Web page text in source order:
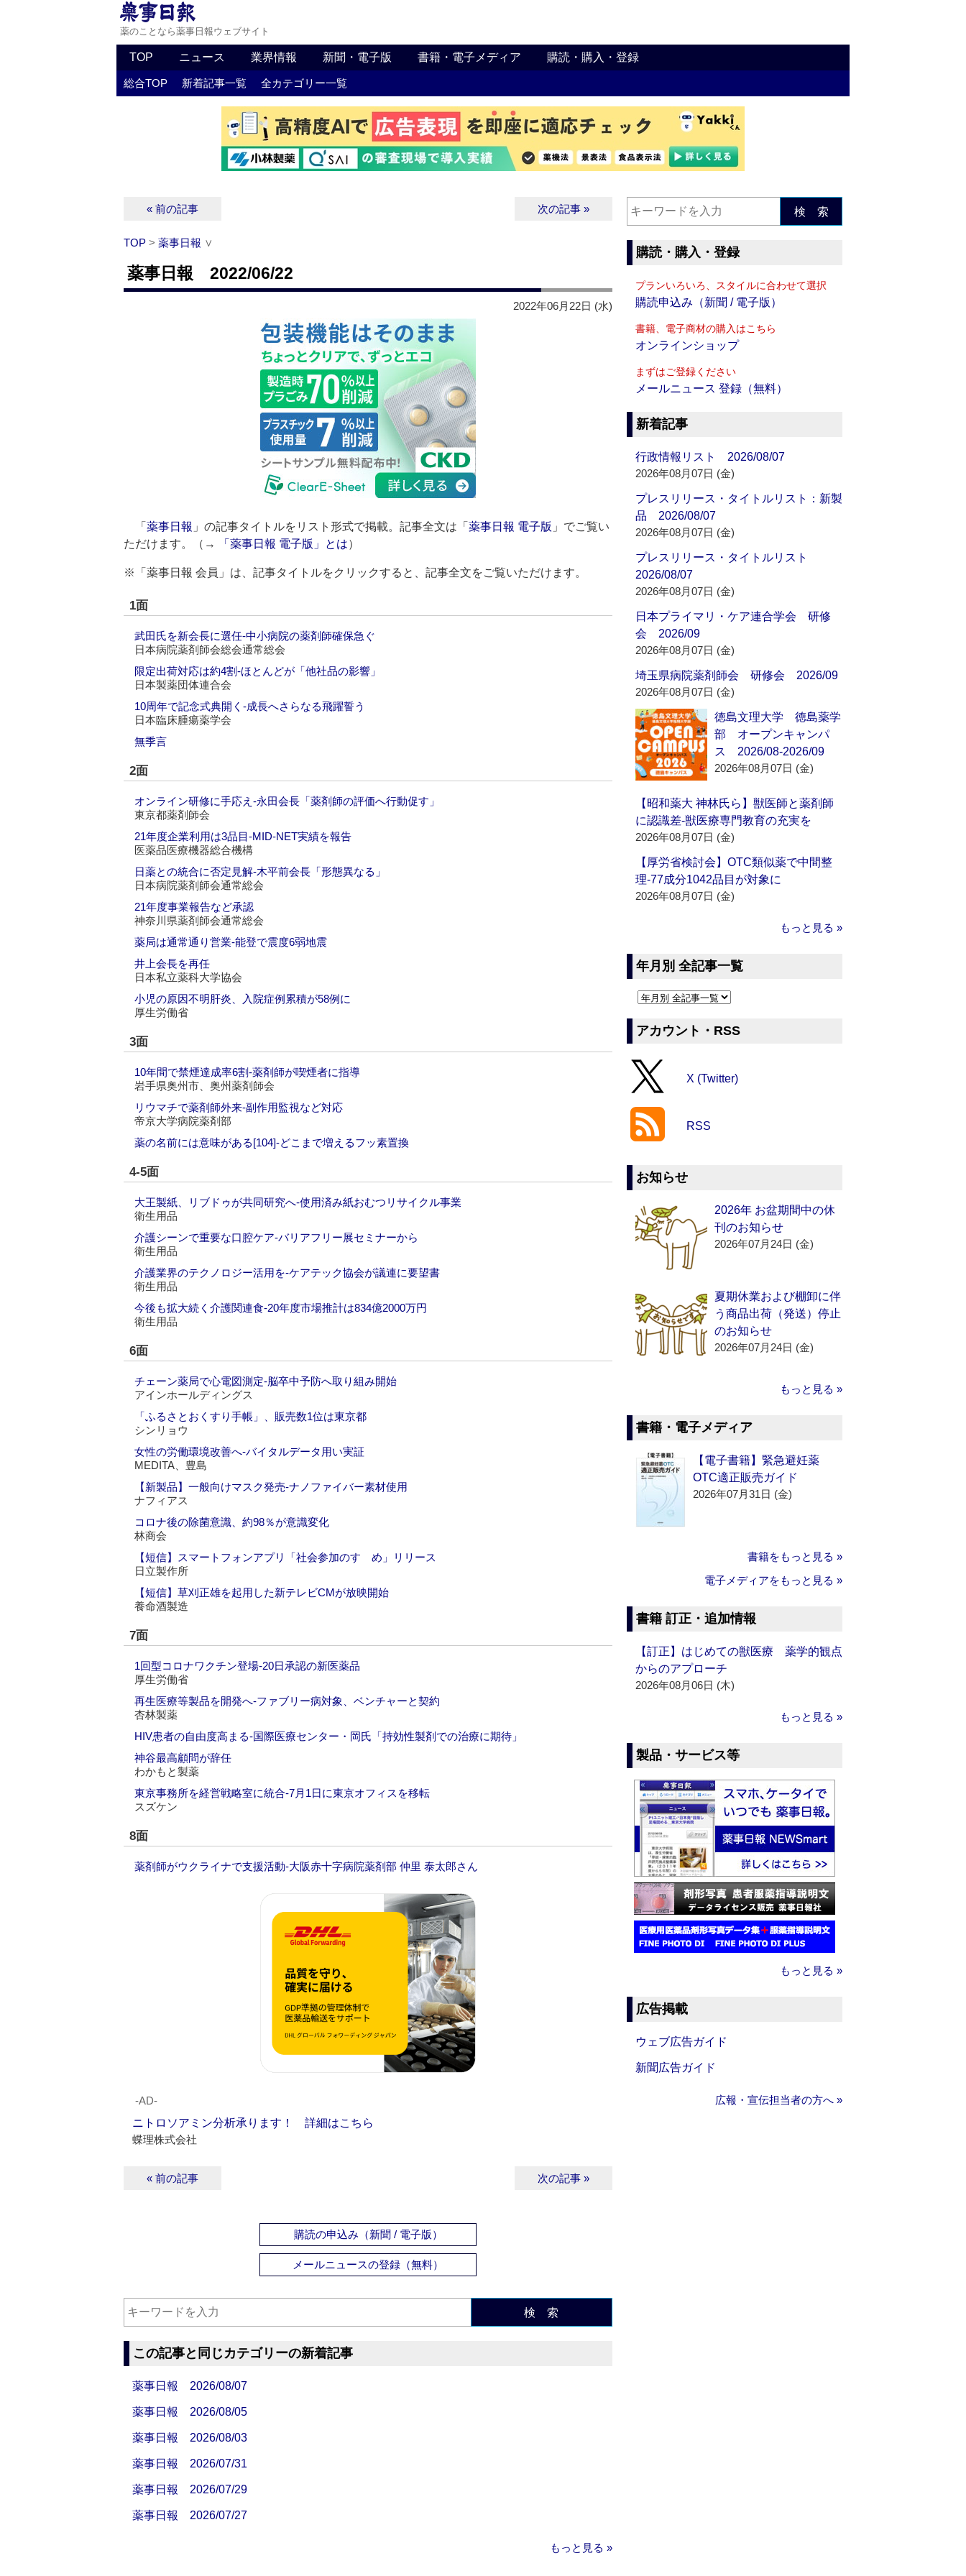
薬のことなら薬事日報ウェブサイト
TOP ニュース 業界情報 新聞・電子版 書籍・電子メディア 購読・購入・登録
総合TOP 新着記事一覧 全カテゴリー一覧
« 前の記事 次の記事 »
TOP > 薬事日報 ∨
薬事日報 2022/06/22
2022年06月22日 (水)
「 薬事日報 」の記事タイトルをリスト形式で掲載。記事全文は「 薬事日報 電子版 」でご覧い
ただけます。（→
「薬事日報 電子版」とは）
※「薬事日報 会員」は、記事タイトルをクリックすると、記事全文をご覧いただけます。
1面
武田氏を新会長に選任‐中小病院の薬剤師確保急ぐ
日本病院薬剤師会総会通常総会
限定出荷対応は約4割‐ほとんどが「他社品の影響」
日本製薬団体連合会
10周年で記念式典開く‐成長へさらなる飛躍誓う
日本臨床腫瘍薬学会
無季言
2面
オンライン研修に手応え‐永田会長「薬剤師の評価へ行動促す」
東京都薬剤師会
21年度企業利用は3品目‐MID-NET実績を報告
医薬品医療機器総合機構
日薬との統合に否定見解‐木平前会長「形態異なる」
日本病院薬剤師会通常総会
21年度事業報告など承認
神奈川県薬剤師会通常総会
薬局は通常通り営業‐能登で震度6弱地震
井上会長を再任
日本私立薬科大学協会
小児の原因不明肝炎、入院症例累積が58例に
厚生労働省
3面
10年間で禁煙達成率6割‐薬剤師が喫煙者に指導
岩手県奥州市、奥州薬剤師会
リウマチで薬剤師外来‐副作用監視など対応
帝京大学病院薬剤部
薬の名前には意味がある[104]‐どこまで増えるフッ素置換
4-5面
大王製紙、リブドゥが共同研究へ‐使用済み紙おむつリサイクル事業
衛生用品
介護シーンで重要な口腔ケア‐バリアフリー展セミナーから
衛生用品
介護業界のテクノロジー活用を‐ケアテック協会が議連に要望書
衛生用品
今後も拡大続く介護関連食‐20年度市場推計は834億2000万円
衛生用品
6面
チェーン薬局で心電図測定‐脳卒中予防へ取り組み開始
アインホールディングス
「ふるさとおくすり手帳」、販売数1位は東京都
シンリョウ
女性の労働環境改善へ‐バイタルデータ用い実証
MEDITA、豊島
【新製品】一般向けマスク発売‐ナノファイバー素材使用
ナフィアス
コロナ後の除菌意識、約98％が意識変化
林商会
【短信】スマートフォンアプリ「社会参加のすゝめ」リリース
日立製作所
【短信】草刈正雄を起用した新テレビCMが放映開始
養命酒製造
7面
1回型コロナワクチン登場‐20日承認の新医薬品
厚生労働省
再生医療等製品を開発へ‐ファブリー病対象、ベンチャーと契約
杏林製薬
HIV患者の自由度高まる‐国際医療センター・岡氏「持効性製剤での治療に期待」
神谷最高顧問が辞任
わかもと製薬
東京事務所を経営戦略室に統合‐7月1日に東京オフィスを移転
スズケン
8面
薬剤師がウクライナで支援活動‐大阪赤十字病院薬剤部 仲里 泰太郎さん
‐AD‐
ニトロソアミン分析承ります！ 詳細はこちら
蝶理株式会社
« 前の記事 次の記事 »
購読の申込み（新聞 / 電子版）
メールニュースの登録（無料）
検 索
この記事と同じカテゴリーの新着記事
薬事日報 2026/08/07
薬事日報 2026/08/05
薬事日報 2026/08/03
薬事日報 2026/07/31
薬事日報 2026/07/29
薬事日報 2026/07/27
もっと見る »
検 索
購読・購入・登録
プランいろいろ、スタイルに合わせて選択
購読申込み（新聞 / 電子版）
書籍、電子商材の購入はこちら
オンラインショップ
まずはご登録ください
メールニュース 登録（無料）
新着記事
行政情報リスト 2026/08/07
2026年08月07日 (金)
プレスリリース・タイトルリスト：新製
品 2026/08/07
2026年08月07日 (金)
プレスリリース・タイトルリスト
2026/08/07
2026年08月07日 (金)
日本プライマリ・ケア連合学会 研修
会 2026/09
2026年08月07日 (金)
埼玉県病院薬剤師会 研修会 2026/09
2026年08月07日 (金)
徳島文理大学 徳島薬学
部 オープンキャンパ
ス 2026/08-2026/09
2026年08月07日 (金)
【昭和薬大 神林氏ら】獣医師と薬剤師
に認識差‐獣医療専門教育の充実を
2026年08月07日 (金)
【厚労省検討会】OTC類似薬で中間整
理‐77成分1042品目が対象に
2026年08月07日 (金)
もっと見る »
年月別 全記事一覧
アカウント・RSS
X (Twitter)
RSS
お知らせ
2026年 お盆期間中の休
刊のお知らせ
2026年07月24日 (金)
夏期休業および棚卸に伴
う商品出荷（発送）停止
のお知らせ
2026年07月24日 (金)
もっと見る »
書籍・電子メディア
【電子書籍】緊急避妊薬
OTC適正販売ガイド
2026年07月31日 (金)
書籍をもっと見る »
電子メディアをもっと見る »
書籍 訂正・追加情報
【訂正】はじめての獣医療 薬学的観点
からのアプローチ
2026年08月06日 (木)
もっと見る »
製品・サービス等
もっと見る »
広告掲載
ウェブ広告ガイド
新聞広告ガイド
広報・宣伝担当者の方へ »